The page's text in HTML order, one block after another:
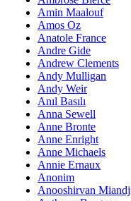
Amin Maalouf
Amos Oz
Anatole France
Andre Gide
Andrew Clements
Andy Mulligan
Andy Weir
Anıl Basılı
Anna Sewell
Anne Bronte
Anne Enright
Anne Michaels
Annie Ernaux
Anonim
Anooshirvan